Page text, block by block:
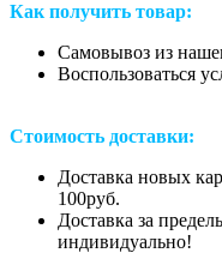
Как получить товар:
Самовывоз из
Воспользоваться
Стоимость доставки:
Доставка новых
100руб.
Доставка за
индивидуально!